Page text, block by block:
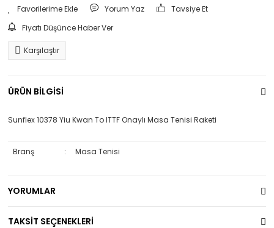
Yorum Yaz
Tavsiye Et
Fiyatı Düşünce Haber Ver
Karşılaştır
ÜRÜN BİLGİSİ
Sunflex 10378 Yiu Kwan To ITTF Onaylı Masa Tenisi Raketi
Branş : Masa Tenisi
YORUMLAR
TAKSİT SEÇENEKLERİ